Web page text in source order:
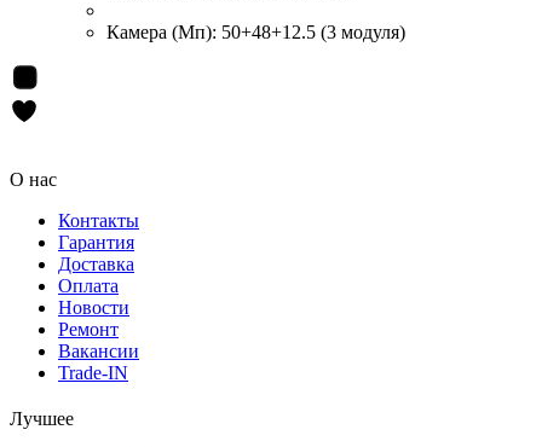
Камера (Мп): 50+48+12.5 (3 модуля)
О нас
Контакты
Гарантия
Доставка
Оплата
Новости
Ремонт
Вакансии
Trade-IN
Лучшее